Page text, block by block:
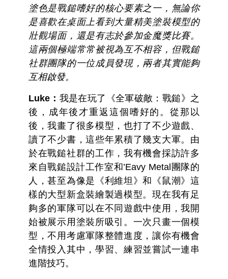
塗色是戰鎚嗜好的核心要素之一，無論你
是喜歡在桌面上看到大量精美塗裝模型的
壯觀場面，還是有志於參加金魔獎比賽。
這兩個極端常常被視為互不相容，但戰鎚
社群團隊的一位成員發現，兩者其實能夠
互相啟發。
Luke： 我是在玩了《全軍破敵：戰鎚》之
後，成年後才重返這個嗜好的。從那以
後，我畫了很多模型，也打了不少遊戲、
讀了不少書，這些年累積了幾支大軍。由
於在戰鎚社群的工作，我有機會採訪許多
來自戰鎚設計工作室和’Eavy Metal團隊的
人，甚至為像是《利維坦》和《鼠潮》這
樣的大型新盒裝繪製過模型。現在我有足
夠多的軍隊可以在不同遊戲中使用，我開
始被展示用塗裝所吸引。一次只畫一個模
型，不用考慮軍隊整體進度，讓你有機會
全情投入其中，學習、練習並嘗試一連串
進階技巧。